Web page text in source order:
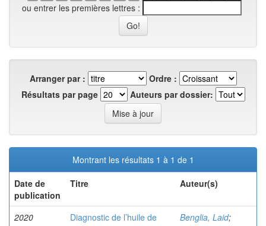
ou entrer les premières lettres :
Arranger par :
Ordre :
Résultats par page
Auteurs par dossier:
Montrant les résultats 1 à 1 de 1
Date de
publication
Titre Auteur(s)
2020
Diagnostic de l’huile de
Benglia, Laid;